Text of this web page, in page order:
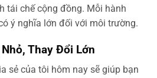
tái chế cộng đồng. Mỗi hành
ý nghĩa lớn đối với môi trường.
Thay Đổi Lớn
sẻ của tôi hôm nay sẽ giúp bạn